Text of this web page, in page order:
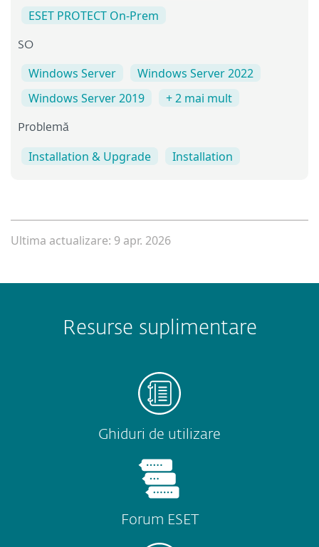
ESET PROTECT On-Prem
SO
Windows Server
Windows Server 2022
Windows Server 2019
+ 2 mai mult
Problemă
Installation & Upgrade Installation
Ultima actualizare: 9 apr. 2026
Resurse suplimentare
Ghiduri de utilizare
Forum ESET